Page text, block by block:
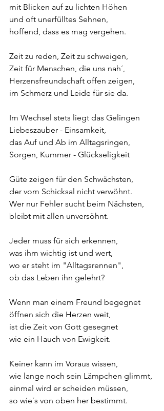
mit Blicken auf zu lichten Höhen
und oft unerfülltes Sehnen,
hoffend, dass es mag vergehen.
Zeit zu reden, Zeit zu schweigen,
Zeit für Menschen, die uns nah´,
Herzensfreundschaft offen zeigen,
im Schmerz und Leide für sie da.
Im Wechsel stets liegt das Gelingen
Liebeszauber - Einsamkeit,
das Auf und Ab im Alltagsringen,
Sorgen, Kummer - Glückseligkeit
Güte zeigen für den Schwächsten,
der vom Schicksal nicht verwöhnt.
Wer nur Fehler sucht beim Nächsten,
bleibt mit allen unversöhnt.
Jeder muss für sich erkennen,
was ihm wichtig ist und wert,
wo er steht im "Alltagsrennen",
ob das Leben ihn gelehrt?
Wenn man einem Freund begegnet
öffnen sich die Herzen weit,
ist die Zeit von Gott gesegnet
wie ein Hauch von Ewigkeit.
Keiner kann im Voraus wissen,
wie lange noch sein Lämpchen glimmt,
einmal wird er scheiden müssen,
so wie´s von oben her bestimmt.